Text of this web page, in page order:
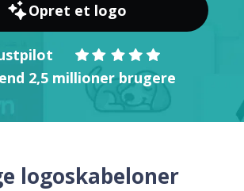
Opret et logo
2,5 millioner brugere
logoskabeloner